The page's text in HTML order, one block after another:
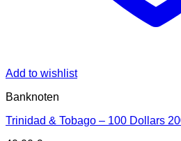
Add to wishlist
Banknoten
Trinidad & Tobago – 100 Dollars